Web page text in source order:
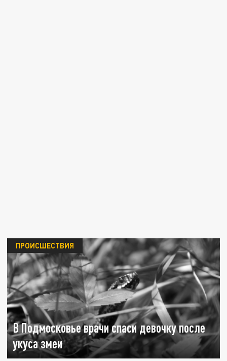
В Подмосковье врачи спаси девочку после
укуса змеи
ПРОИСШЕСТВИЯ